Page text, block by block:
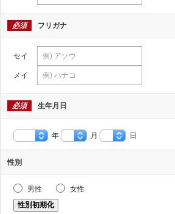
必須 フリガナ
セイ
メイ
必須 生年月日
年 月 日
性別
男性
女性
性別初期化